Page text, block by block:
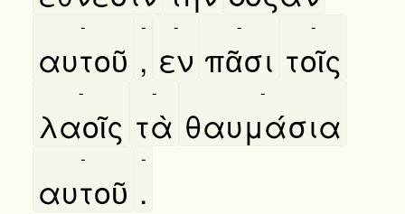
αυτοῦ
-
,
-
εν
-
πᾶσι
-
τοῖς
-
λαοῖς
-
τὰ
-
θαυμάσια
-
αυτοῦ
-
.
-